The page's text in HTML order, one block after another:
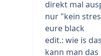
direkt mal
nur "kein
eure black
edit.: wie is
kann man das